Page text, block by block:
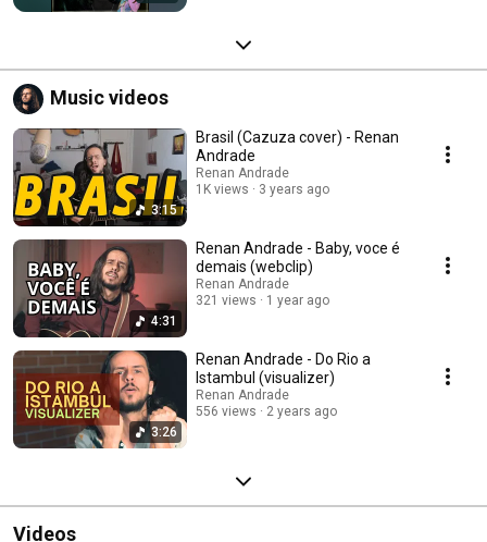
Music videos
3:15
Brasil (Cazuza cover) - Renan
Andrade
Renan Andrade
1K views
3 years ago
4:31
Renan Andrade - Baby, voce é
demais (webclip)
Renan Andrade
321 views
1 year ago
3:26
Renan Andrade - Do Rio a
Istambul (visualizer)
Renan Andrade
556 views
2 years ago
Videos